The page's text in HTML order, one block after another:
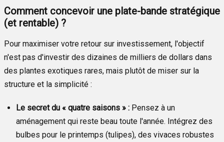
Comment concevoir une plate-bande stratégique
(et rentable) ?
Pour maximiser votre retour sur investissement, l'objectif
n'est pas d'investir des dizaines de milliers de dollars dans
des plantes exotiques rares, mais plutôt de miser sur la
structure et la simplicité :
Le secret du « quatre saisons » : Pensez à un
aménagement qui reste beau toute l'année. Intégrez des
bulbes pour le printemps (tulipes), des vivaces robustes